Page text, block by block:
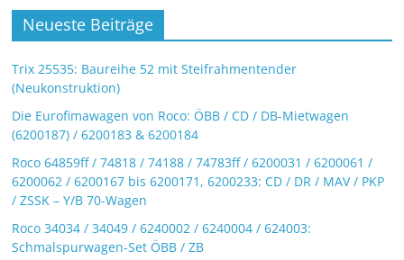
Neueste Beiträge
Trix 25535: Baureihe 52 mit Steifrahmentender
(Neukonstruktion)
Die Eurofimawagen von Roco: ÖBB / CD / DB-Mietwagen
(6200187) / 6200183 & 6200184
Roco 64859ff / 74818 / 74188 / 74783ff / 6200031 / 6200061 /
6200062 / 6200167 bis 6200171, 6200233: CD / DR / MAV / PKP
/ ZSSK – Y/B 70-Wagen
Roco 34034 / 34049 / 6240002 / 6240004 / 624003:
Schmalspurwagen-Set ÖBB / ZB